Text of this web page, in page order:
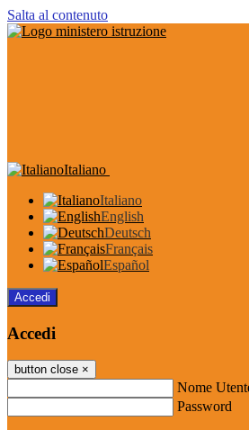
Salta al contenuto
Italiano
Italiano
English
Deutsch
Français
Español
Accedi
Accedi
button close ×
Nome
Password